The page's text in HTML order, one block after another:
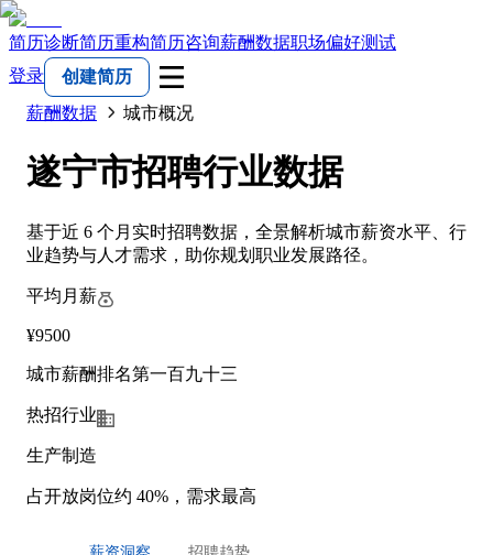
简历诊断简历重构简历咨询薪酬数据职场偏好测试
登录
创建简历
薪酬数据
城市概况
遂宁市招聘行业数据
基于近 6 个月实时招聘数据，全景解析城市薪资水平、行
业趋势与人才需求，助你规划职业发展路径。
平均月薪
¥9500
城市薪酬排名第一百九十三
热招行业
生产制造
占开放岗位约 40%，需求最高